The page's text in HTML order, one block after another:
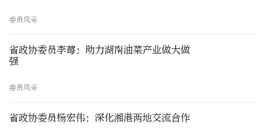
委员风采
省政协委员李莓：助力湖南油菜产业做大做
强
委员风采
省政协委员杨宏伟：深化湘港两地交流合作